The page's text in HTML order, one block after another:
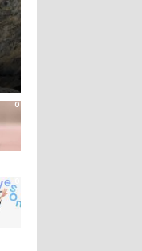
0